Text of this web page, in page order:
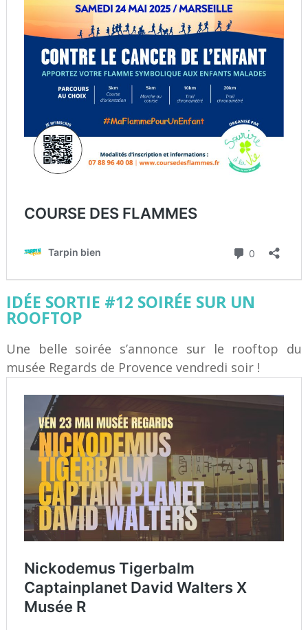
IDÉE SORTIE #12 SOIRÉE SUR UN
ROOFTOP
Une belle soirée s’annonce sur le rooftop du
musée Regards de Provence vendredi soir !